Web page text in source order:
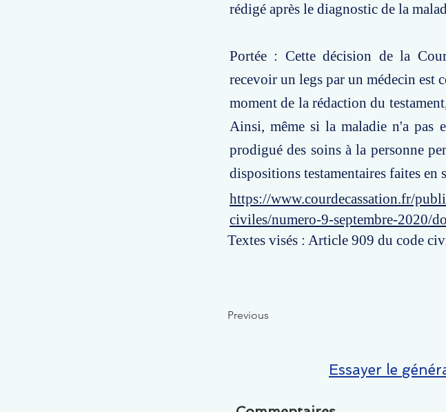
rédigé après le diagnostic de la
Portée : Cette décision de la
recevoir un legs par un médecin est
moment de la rédaction du
Ainsi, même si la maladie n'a pas
prodigué des soins à la personne
dispositions testamentaires faites en
https://www.courdecassation.fr/
civiles/numero-9-septembre-2020/
Textes visés : Article 909 du code
Previous
Essayer le